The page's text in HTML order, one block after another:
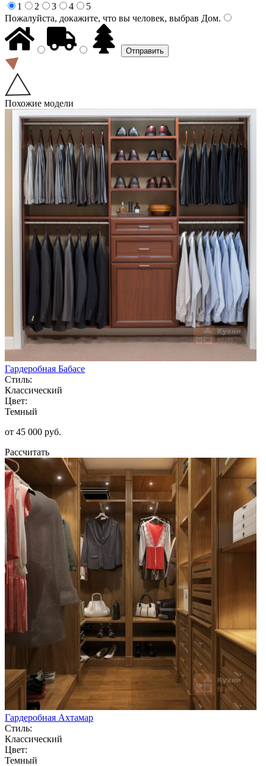
1
2 3 4
5
Пожалуйста, докажите, что вы человек, выбрав Дом.
Похожие модели
Гардеробная Бабасе
Стиль:
Классический
Цвет:
Темный
от 45 000 руб.
Рассчитать
Гардеробная Ахтамар
Стиль:
Классический
Цвет:
Темный